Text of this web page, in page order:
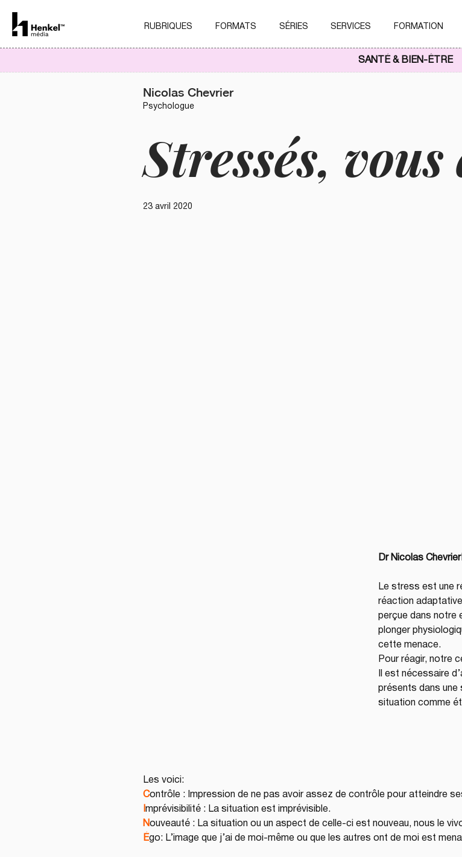
RUBRIQUES FORMATS SÉRIES SERVICES FORMATION
Stressés,
23 avril 2020
Nicolas Chevrier
Psychologue
Dr Nicolas
Le stress est une
réaction
perçue dans notre
plonger
cette menace.
Pour réagir, notre
Il est nécessaire
présents dans une
situation comme
Les voici:
Contrôle : Impression de ne pas avoir assez de contrôle pour atteindre
mprévisibilité : La situation est imprévisible.
Nouveauté : La situation ou un aspect de celle-ci est nouveau, nous le
Égo: L’image que j’ai de moi-même ou que les autres ont de moi est
SANTÉ & BIEN-ÊTRE